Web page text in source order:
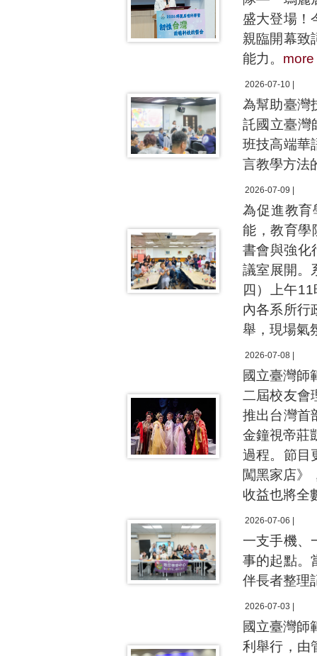
盛大登場！
親臨開幕致
能力。 more
2026-07-10 |
為幫助臺灣
託國立臺灣
班技高端華
言教學方法
2026-07-09 |
為促進教育
能，教育學
書會與強化
議室展開。
四）上午
內各系所行
舉，現場氣
2026-07-08 |
國立臺灣師
二屆校友會
推出台灣首
金鐘視帝莊
過程。節目
闖黑家店》
收益也將全
2026-07-06 |
一支手機、
事的起點。
伴長者整理
2026-07-03 |
國立臺灣師
利舉行，由